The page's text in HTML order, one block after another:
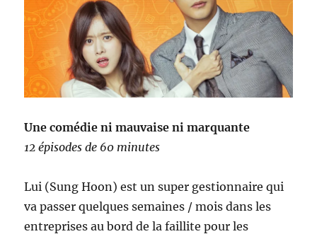
Une comédie ni mauvaise ni marquante
12 épisodes de 60 minutes
Lui (Sung Hoon) est un super gestionnaire qui
va passer quelques semaines / mois dans les
entreprises au bord de la faillite pour les